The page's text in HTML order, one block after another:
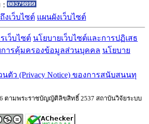
:
งเว็บไซต์ แผนผังเว็บไซต์
เว็บไซต์ นโยบายเว็บไซต์และการปฏิเสธ
การคุ้มครองข้อมูลส่วนบุคคล นโยบาย
ตัว (Privacy Notice) ของการสนับสนนทุ
ตามพระราชบัญญัติลิขสิทธิ์ 2537 สถาบันวิจัยระบบ